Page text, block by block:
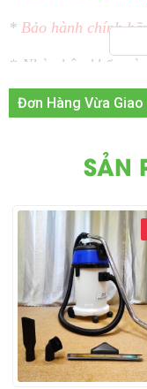
* Bảo hành chính
* Nhà nhập khẩu và
bộ 63 tỉnh thành.
► Có thể bạn
đánh giá sự khác
phù hợp hơn:
Đơn Hàng Vừa Giao
SẢN